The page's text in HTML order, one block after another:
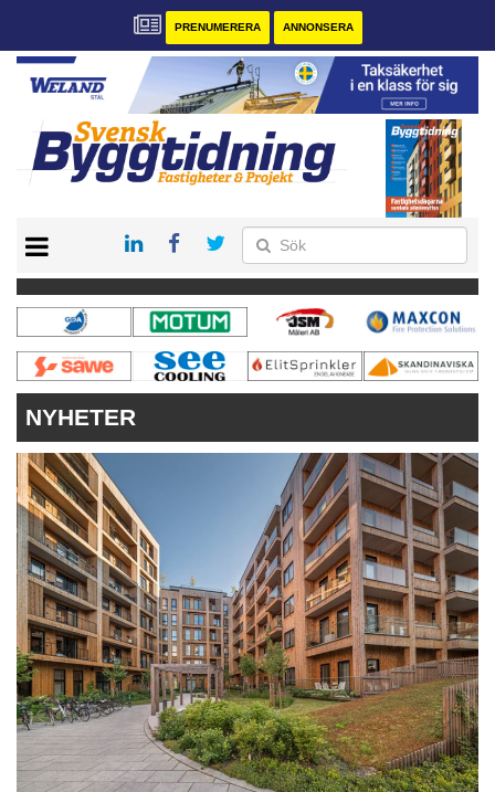
PRENUMERERA ANNONSERA
PRENUMERERA
VÅRA ANDRA MAGASIN
ANNONSERA
KONTAKT
NYHETER